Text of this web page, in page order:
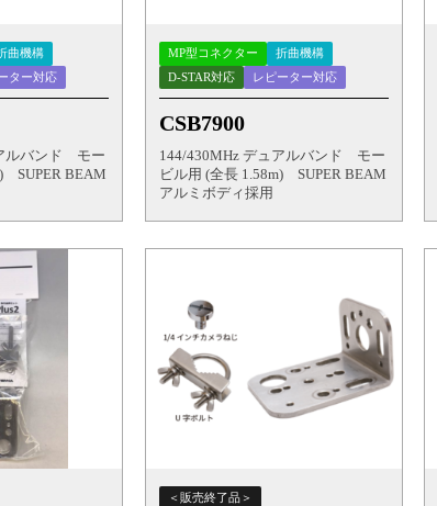
曲機構
ター対応
ルバンド モー
SUPER BEAM
MP型コネクター
折曲機構
D-STAR対応
レピーター対応
CSB7900
144/430MHz デュアルバンド モー
ビル用 (全長 1.58m) SUPER BEAM
アルミボディ採用
＜販売終了品＞